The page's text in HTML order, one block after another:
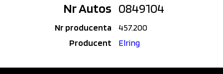
Nr Autos 0849104
Nr producenta
457.200
Producent
Elring